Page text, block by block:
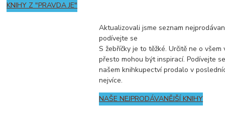
KNIHY Z "PRAVDA JE"
Aktualizovali jsme seznam
podívejte se
S žebříčky je to těžké. Určitě ne o všem
přesto mohou být inspirací. Podívejte
našem knihkupectví prodalo v
nejvíce.
NAŠE NEJPRODÁVANĚJŠÍ KNIHY